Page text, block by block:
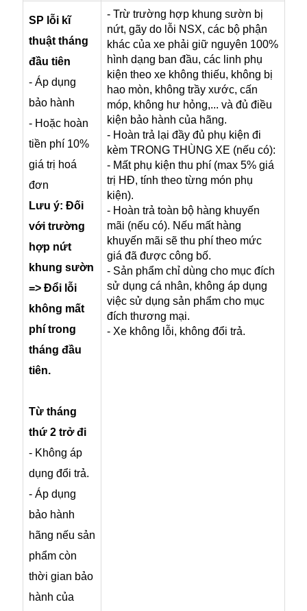
SP lỗi kĩ
thuật tháng
đầu tiên
- Áp dụng
bảo hành
- Hoặc hoàn
tiền phí 10%
giá trị hoá
đơn
Lưu ý: Đối
với trường
hợp nứt
khung sườn
=> Đổi lỗi
không mất
phí trong
tháng đầu
tiên.
Từ tháng
thứ 2 trở đi
- Không áp
dụng đổi trả.
- Áp dụng
bảo hành
hãng nếu sản
phẩm còn
thời gian bảo
hành của
- Trừ trường hợp khung sườn bị
nứt, gãy do lỗi NSX, các bộ phận
khác của xe phải giữ nguyên 100%
hình dạng ban đầu, các linh phụ
kiện theo xe không thiếu, không bị
hao mòn, không trầy xước, cấn
móp, không hư hỏng,... và đủ điều
kiện bảo hành của hãng.
- Hoàn trả lại đầy đủ phụ kiện đi
kèm TRONG THÙNG XE (nếu có):
- Mất phụ kiện thu phí (max 5% giá
trị HĐ, tính theo từng món phụ
kiện).
- Hoàn trả toàn bộ hàng khuyến
mãi (nếu có). Nếu mất hàng
khuyến mãi sẽ thu phí theo mức
giá đã được công bố.
- Sản phẩm chỉ dùng cho mục đích
sử dụng cá nhân, không áp dụng
việc sử dụng sản phẩm cho mục
đích thương mại.
- Xe không lỗi, không đổi trả.